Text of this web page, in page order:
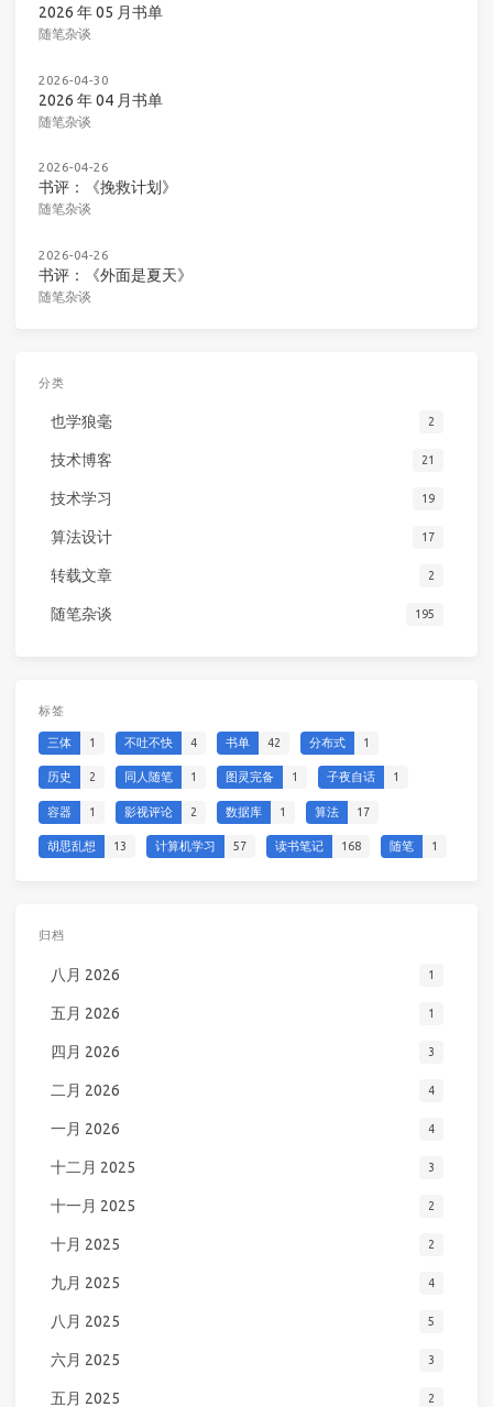
2026 年 05 月书单
随笔杂谈
2026-04-30
2026 年 04 月书单
随笔杂谈
2026-04-26
书评：《挽救计划》
随笔杂谈
2026-04-26
书评：《外面是夏天》
随笔杂谈
分类
也学狼毫 2
技术博客 21
技术学习 19
算法设计 17
转载文章 2
随笔杂谈 195
标签
三体 1 不吐不快 4 书单 42 分布式 1
历史 2 同人随笔 1 图灵完备 1 子夜自话 1
容器 1 影视评论 2 数据库 1 算法 17
胡思乱想 13 计算机学习 57 读书笔记 168 随笔 1
归档
八月 2026 1
五月 2026 1
四月 2026 3
二月 2026 4
一月 2026 4
十二月 2025 3
十一月 2025 2
十月 2025 2
九月 2025 4
八月 2025 5
六月 2025 3
五月 2025 2